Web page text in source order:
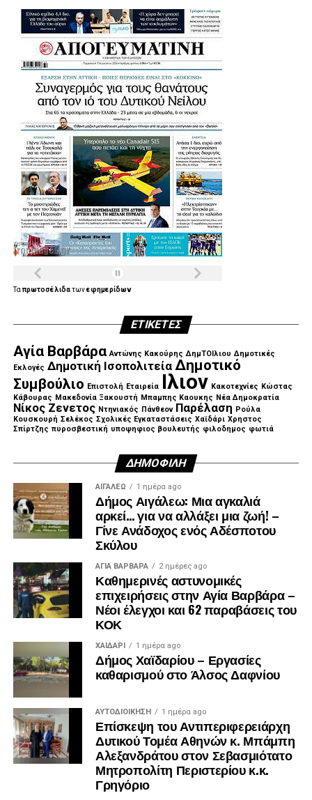
Ταπρωτοσέλιδατωνεφημερίδων
ΕΤΙΚΈΤΕΣ
Αγία Βαρβάρα Αντώνης Κακούρης ΔημΤΟΙλιου Δημοτικές
Εκλογές Δημοτική Ισοπολιτεία Δημοτικό
Συμβούλιο Επιστολή Εταιρεία Ιλιον Κακοτεχνίες Κώστας
Κάβουρας Μακεδονία Ξακουστή Μπαμπης Καουκης Νέα Δημοκρατία
Νίκος Ζενετος Ντηνιακός Πάνθεον Παρέλαση Ρούλα
Κουσκουρή Σελέκος Σχολικές Εγκαταστάσεις Χαϊδάρι Χρηστος
Σπίρτζης πυροσβεστική υποψηφιος βουλευτής φιλοδημος φωτιά
ΔΗΜΟΦΙΛΉ
ΑΙΓΑΛΕΩ 1 ημέρα ago
Δήμος Αιγάλεω: Μια αγκαλιά
αρκεί… για να αλλάξει μια ζωή! –
Γίνε Ανάδοχος ενός Αδέσποτου
Σκύλου
ΑΓΙΑ ΒΑΡΒΑΡΑ 2 ημέρες ago
Καθημερινές αστυνομικές
επιχειρήσεις στην Αγία Βαρβάρα –
Νέοι έλεγχοι και 62 παραβάσεις του
ΚΟΚ
ΧΑΪΔΑΡΙ 1 ημέρα ago
Δήμος Χαϊδαρίου – Εργασίες
καθαρισμού στο Άλσος Δαφνίου
ΑΥΤΟΔΙΟΊΚΗΣΗ 1 ημέρα ago
Επίσκεψη του Αντιπεριφερειάρχη
Δυτικού Τομέα Αθηνών κ. Μπάμπη
Αλεξανδράτου στον Σεβασμιότατο
Μητροπολίτη Περιστερίου κ.κ.
Γρηγόριο